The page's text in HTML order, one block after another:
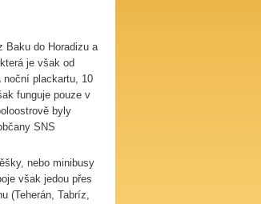
Baku do Horadizu a
je však od
noční plackartu, 10
funguje pouze v
byly
SNS
nebo minibusy
však jedou přes
(Teherán, Tabríz,